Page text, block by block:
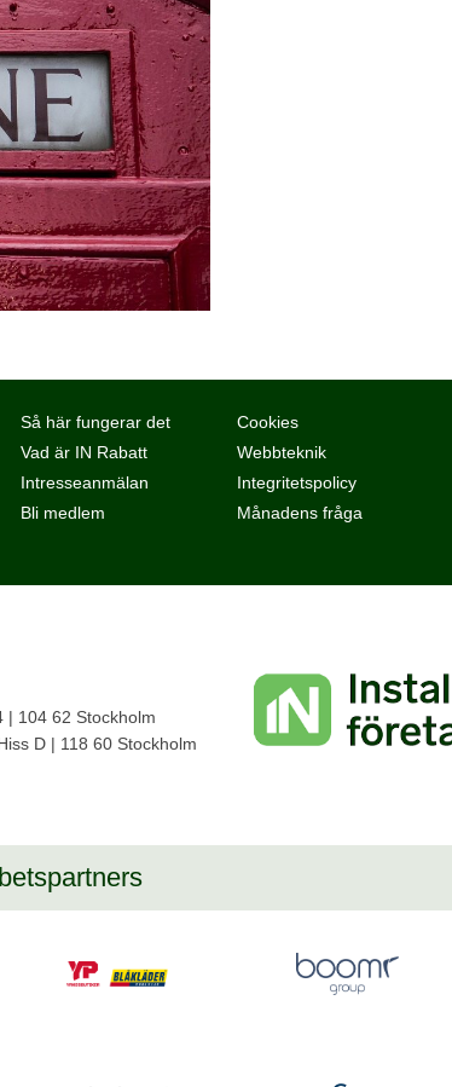
Så här fungerar det
Vad är IN Rabatt
Intresseanmälan
Bli medlem
Cookies
Webbteknik
Integritetspolicy
Månadens fråga
| 104 62 Stockholm
D | 118 60 Stockholm